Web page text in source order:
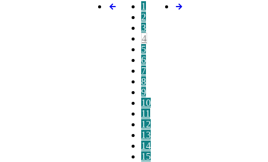
1
2
3
4
5
6
7
8
9
10
11
12
13
14
15